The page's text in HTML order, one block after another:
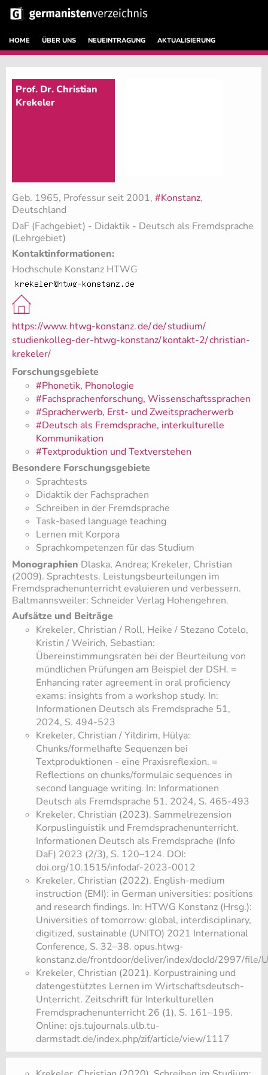
HOME ÜBER UNS NEUEINTRAGUNG AKTUALISIERUNG
Prof. Dr. Christian
Krekeler
Geb. 1965, Professur seit 2001, #Konstanz,
Deutschland
DaF (Fachgebiet) - Didaktik - Deutsch als Fremdsprache
(Lehrgebiet)
Kontaktinformationen:
Hochschule Konstanz HTWG
https://www.htwg-konstanz.de/de/studium/
studienkolleg-der-htwg-konstanz/kontakt-2/christian-
krekeler/
Forschungsgebiete
#Phonetik, Phonologie
#Fachsprachenforschung, Wissenschaftssprachen
#Spracherwerb, Erst- und Zweitspracherwerb
#Deutsch als Fremdsprache, interkulturelle
Kommunikation
#Textproduktion und Textverstehen
Besondere Forschungsgebiete
Sprachtests
Didaktik der Fachsprachen
Schreiben in der Fremdsprache
Task-based language teaching
Lernen mit Korpora
Sprachkompetenzen für das Studium
Monographien Dlaska, Andrea; Krekeler, Christian
(2009). Sprachtests. Leistungsbeurteilungen im
Fremdsprachenunterricht evaluieren und verbessern.
Baltmannsweiler: Schneider Verlag Hohengehren.
Aufsätze und Beiträge
​Krekeler, Christian / Roll, Heike / Stezano Cotelo,
Kristin / Weirich, Sebastian:
Übereinstimmungsraten bei der Beurteilung von
mündlichen Prüfungen am Beispiel der DSH. =
Enhancing rater agreement in oral proficiency
exams: insights from a workshop study. In:
Informationen Deutsch als Fremdsprache 51,
2024, S. 494-523
​Krekeler, Christian / Yildirim, Hülya:
Chunks/formelhafte Sequenzen bei
Textproduktionen - eine Praxisreflexion. =
Reflections on chunks/formulaic sequences in
second language writing. In: Informationen
Deutsch als Fremdsprache 51, 2024, S. 465-493
Krekeler, Christian (2023). Sammelrezension
Korpuslinguistik und Fremdsprachenunterricht.
Informationen Deutsch als Fremdsprache (Info
DaF) 2023 (2/3), S. 120–124. DOI:
doi.org/10.1515/infodaf-2023-0012
Krekeler, Christian (2022). English-medium
instruction (EMI): in German universities: positions
and research findings. In: HTWG Konstanz (Hrsg.):
Universities of tomorrow: global, interdisciplinary,
digitized, sustainable (UNITO) 2021 International
Conference, S. 32–38. opus.htwg-
konstanz.de/frontdoor/deliver/index/docId/2997/file/
Krekeler, Christian (2021). Korpustraining und
datengestütztes Lernen im Wirtschaftsdeutsch-
Unterricht. Zeitschrift für Interkulturellen
Fremdsprachenunterricht 26 (1), S. 161–195.
Online: ojs.tujournals.ulb.tu-
darmstadt.de/index.php/zif/article/view/1117